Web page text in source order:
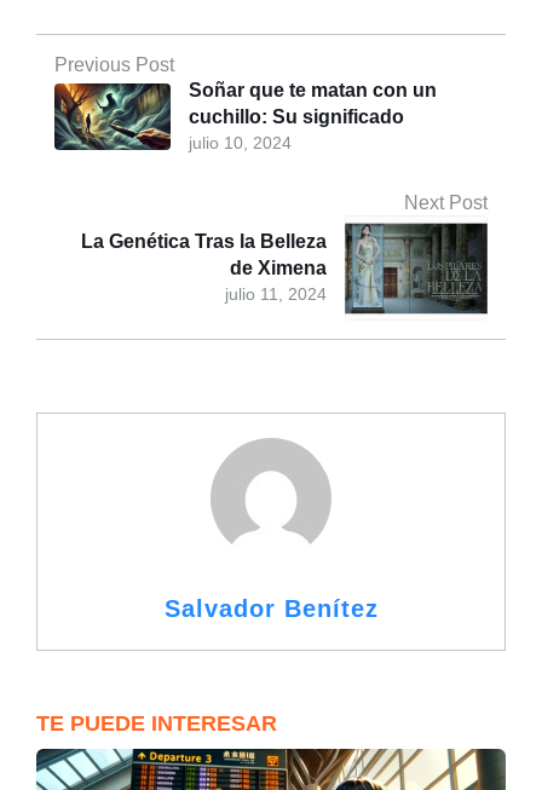
Previous Post
julio 10, 2024
Soñar que te matan con un
cuchillo: Su significado
Next Post
julio 11, 2024
La Genética Tras la Belleza
de Ximena
Salvador Benítez
TE PUEDE INTERESAR